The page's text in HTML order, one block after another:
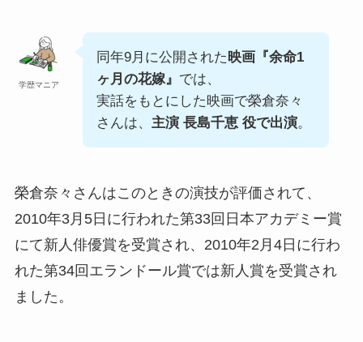
学歴マニア
同年9月に公開された映画『余命1
ヶ月の花嫁』 では、
実話をもとにした映画で榮倉奈々
さんは、 主演 長島千恵 役で出演。
榮倉奈々さんはこのときの演技が評価されて、
2010年3月5日に行われた第33回日本アカデミー賞
にて新人俳優賞を受賞され、2010年2月4日に行わ
れた第34回エランドール賞では新人賞を受賞され
ました。